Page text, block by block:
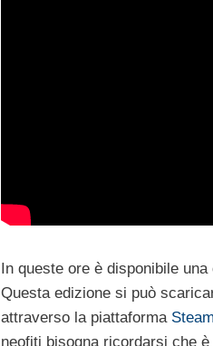
In queste ore è disponibile una
Questa edizione si può
attraverso la piattaforma Steam
neofiti bisogna ricordarsi che è